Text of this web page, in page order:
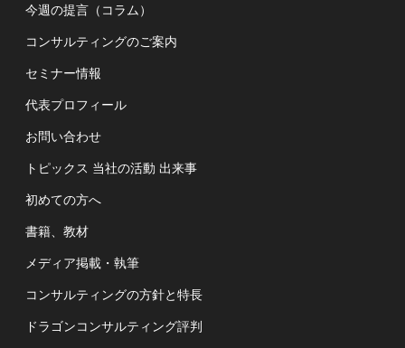
今週の提言（コラム）
コンサルティングのご案内
セミナー情報
代表プロフィール
お問い合わせ
トピックス 当社の活動 出来事
初めての方へ
書籍、教材
メディア掲載・執筆
コンサルティングの方針と特長
ドラゴンコンサルティング評判